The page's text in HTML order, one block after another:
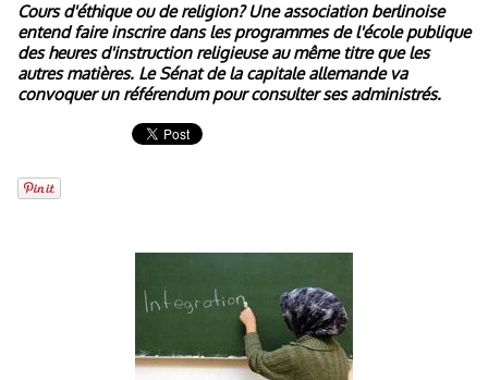
Cours d'éthique ou de religion? Une association berlinoise
entend faire inscrire dans les programmes de l'école publique
des heures d'instruction religieuse au même titre que les
autres matières. Le Sénat de la capitale allemande va
convoquer un référendum pour consulter ses administrés.